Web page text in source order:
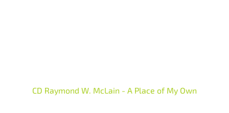
CD Raymond W. McLain - A Place of My Own